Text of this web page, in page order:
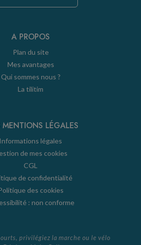
A PROPOS
Plan du site
Mes avantages
Qui sommes nous ?
La tilitim
LÉGALES
Informations légales
de mes cookies
CGL
de confidentialité
des cookies
: non conforme
privilégiez la marche ou le vélo